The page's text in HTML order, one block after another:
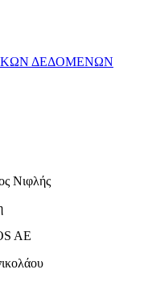
ΔΕΔΟΜΕΝΩΝ
Νιφλής
AE